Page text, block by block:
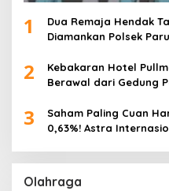
1
Dua Remaja Hendak
Diamankan Polsek
2
Kebakaran Hotel
Berawal dari Gedung
3
Saham Paling Cuan
0,63%! Astra
Olahraga